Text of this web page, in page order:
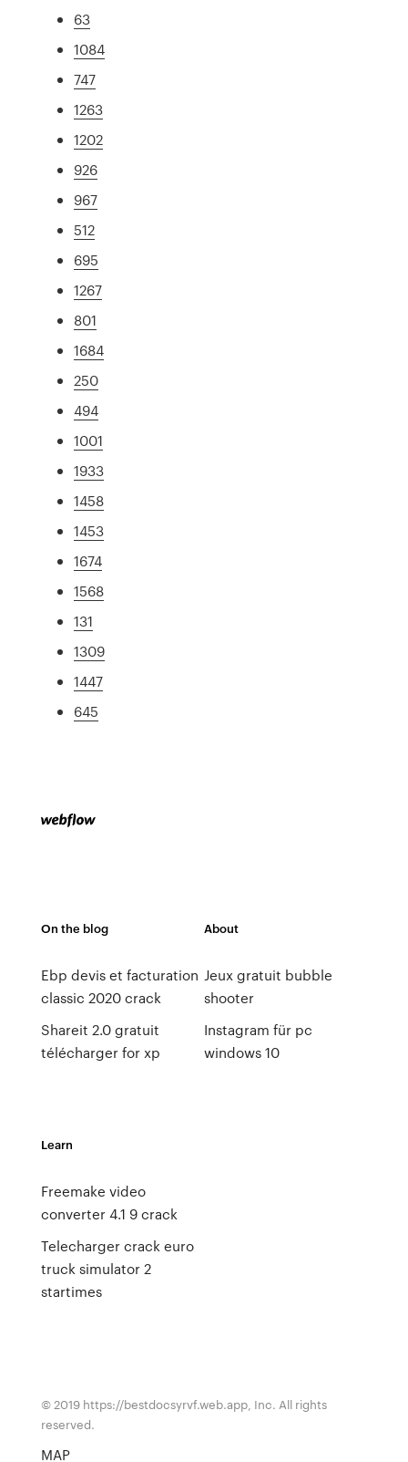
63
1084
747
1263
1202
926
967
512
695
1267
801
1684
250
494
1001
1933
1458
1453
1674
1568
131
1309
1447
645
On the blog
Ebp devis et facturation
classic 2020 crack
Shareit 2.0 gratuit
télécharger for xp
About
Jeux gratuit bubble
shooter
Instagram für pc
windows 10
Learn
Freemake video
converter 4.1 9 crack
Telecharger crack euro
truck simulator 2
startimes
© 2019 https://bestdocsyrvf.web.app, Inc. All rights
reserved.
MAP